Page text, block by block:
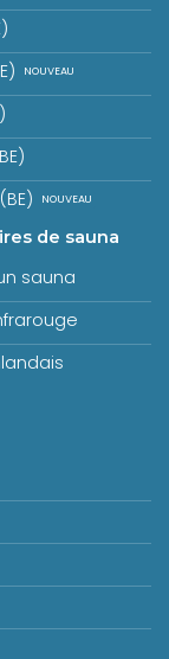
de sauna
sauna